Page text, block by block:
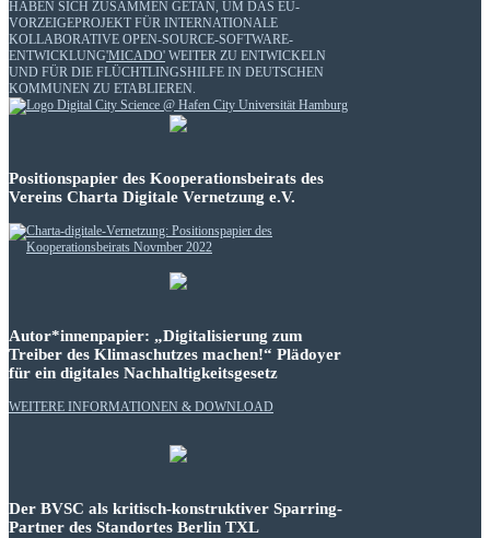
HABEN SICH ZUSAMMEN GETAN, UM DAS EU-
VORZEIGEPROJEKT FÜR INTERNATIONALE
KOLLABORATIVE OPEN-SOURCE-SOFTWARE-
ENTWICKLUNG'MICADO' WEITER ZU ENTWICKELN
UND FÜR DIE FLÜCHTLINGSHILFE IN DEUTSCHEN
KOMMUNEN ZU ETABLIEREN.
Positionspapier des Kooperationsbeirats des
Vereins Charta Digitale Vernetzung e.V.
Autor*innenpapier: „Digitalisierung zum
Treiber des Klimaschutzes machen!“ Plädoyer
für ein digitales Nachhaltigkeitsgesetz
WEITERE INFORMATIONEN & DOWNLOAD
Der BVSC als kritisch-konstruktiver Sparring-
Partner des Standortes Berlin TXL